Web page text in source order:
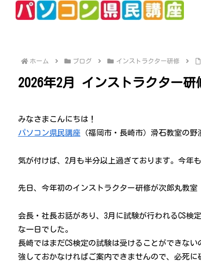
ホーム ブログ インストラクター研修
2026年2月 インストラクター研
みなさまこんにちは！
パソコン県民講座（福岡市・長崎市）滑石教室の
気が付けば、2月も半分以上過ぎております。今年
先日、今年初のインストラクター研修が次郎丸教
会長・社長お話があり、3月に試験が行われるCS
な一日でした。
長崎ではまだCS検定の試験は受けることができな
強しておかなければご案内できませんので、必死